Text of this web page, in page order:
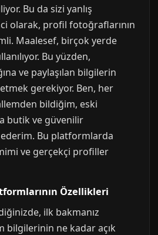
Bu da sizi yanlış
olarak, profil fotoğraflarının
Maalesef, birçok yerde
Bu yüzden,
ve paylaşılan bilgilerin
gerekiyor. Ben, her
bildiğim, eski
butik ve güvenilir
Bu platformlarda
ve gerçekçi profiller
Özellikleri
ilk bakmanız
bilgilerinin ne kadar açık